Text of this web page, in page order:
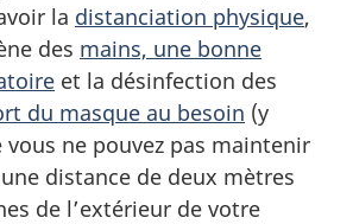
la distanciation physique,
des mains, une bonne
et la désinfection des
du masque au besoin (y
ne pouvez pas maintenir
distance de deux mètres
de l’extérieur de votre